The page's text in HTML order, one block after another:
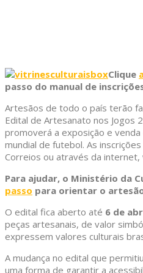
Clique
passo do manual de
Artesãos de todo o país terão
Edital de Artesanato nos Jogos
promoverá a exposição e
mundial de futebol. As
Correios ou através da internet,
Para ajudar, o Ministério da
passo para orientar o
O edital fica aberto até 6 de
peças artesanais, de valor
expressem valores culturais
A mudança no edital que
uma forma de garantir a